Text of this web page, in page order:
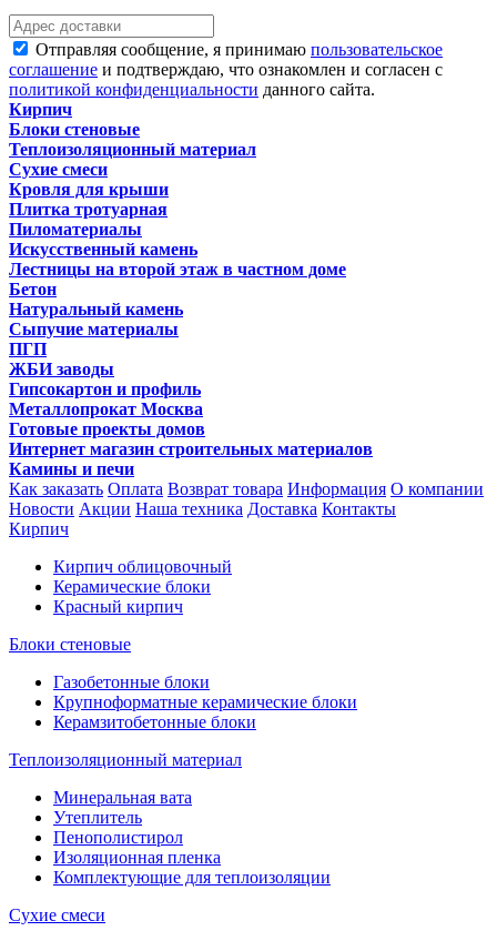
Отправляя сообщение, я принимаю пользовательское
соглашение и подтверждаю, что ознакомлен и согласен с
политикой конфиденциальности данного сайта.
Кирпич
Блоки стеновые
Теплоизоляционный материал
Сухие смеси
Кровля для крыши
Плитка тротуарная
Пиломатериалы
Искусственный камень
Лестницы на второй этаж в частном доме
Бетон
Натуральный камень
Сыпучие материалы
ПГП
ЖБИ заводы
Гипсокартон и профиль
Металлопрокат Москва
Готовые проекты домов
Интернет магазин строительных материалов
Камины и печи
Как заказать Оплата Возврат товара Информация О компании
Новости Акции Наша техника Доставка Контакты
Кирпич
Кирпич облицовочный
Керамические блоки
Красный кирпич
Блоки стеновые
Газобетонные блоки
Крупноформатные керамические блоки
Керамзитобетонные блоки
Теплоизоляционный материал
Минеральная вата
Утеплитель
Пенополистирол
Изоляционная пленка
Комплектующие для теплоизоляции
Сухие смеси